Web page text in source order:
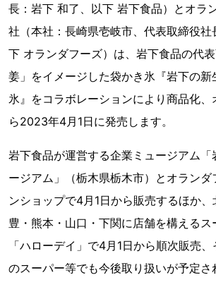
長：岩下 和了、以下 岩下食品）とオラ
社（本社：長崎県壱岐市、代表取締役社
下 オランダフーズ）は、岩下食品の代
姜」をイメージした袋かき氷『岩下の新
氷』をコラボレーションにより商品化
ら2023年4月1日に発売します。
岩下食品が運営する企業ミュージアム「
ージアム」（栃木県栃木市）とオランダ
ンショップで4月1日から販売するほか
豊・熊本・山口・下関に店舗を構えるス
「ハローデイ」で4月1日から順次販売
のスーパー等でも今後取り扱いが予定さ